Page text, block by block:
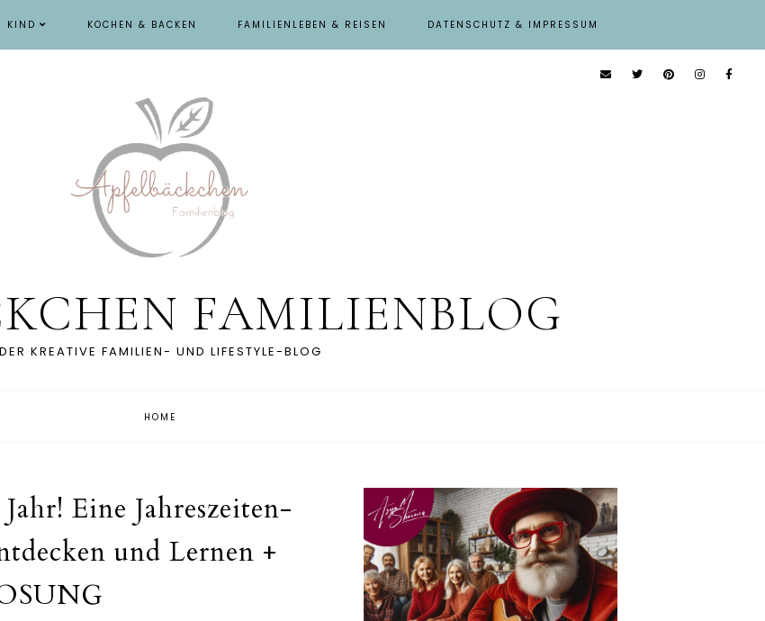
KIND KOCHEN & BACKEN FAMILIENLEBEN & REISEN DATENSCHUTZ & IMPRESSUM
FAMILIENBLOG
DER KREATIVE FAMILIEN- UND LIFESTYLE-BLOG
HOME
Eine Jahreszeiten-
und Lernen +